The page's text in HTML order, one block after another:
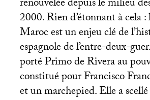
renouvelée depuis le milieu
2000. Rien d’étonnant à cela
Maroc est un enjeu clé de
espagnole de l’entre-deux-
porté Primo de Rivera au
constitué pour Francisco
et un marchepied. Elle a